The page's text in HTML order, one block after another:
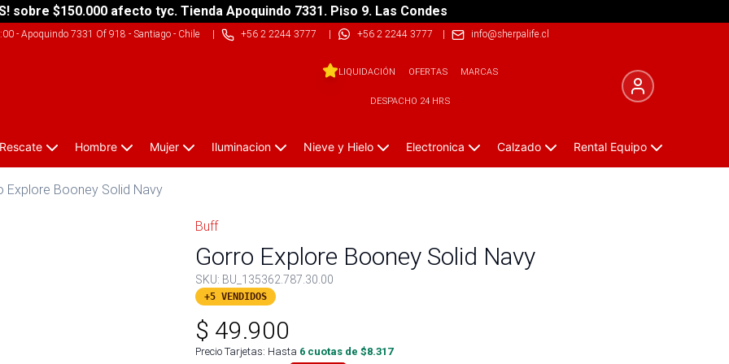
sobre $150.000 afecto tyc. Tienda Apoquindo 7331. Piso 9. Las Condes
- Apoquindo 7331 Of 918 - Santiago - Chile| +56 2 2244 3777 | +56 2 2244 3777 | info@sherpalife.cl
LIQUIDACIÓN OFERTAS MARCAS
DESPACHO 24 HRS
Hombre Mujer Iluminacion Nieve y Hielo Electronica Calzado Rental Equipo
Explore Booney Solid Navy
Buff
Gorro Explore Booney Solid Navy
SKU: BU_135362.787.30.00
+5 VENDIDOS
$ 49.900
Precio Tarjetas: Hasta 6 cuotas de $8.317